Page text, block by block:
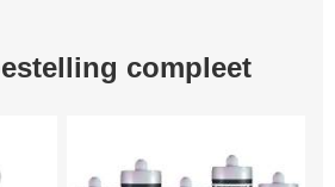
compleet